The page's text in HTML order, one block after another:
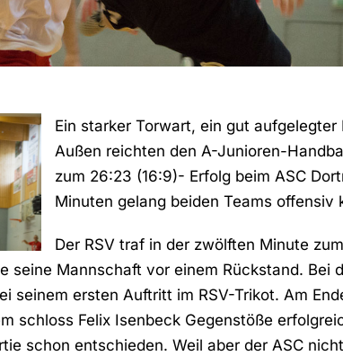
Ein starker Torwart, ein gut
Außen reichten den A-Junioren-
zum 26:23 (16:9)- Erfolg beim ASC
Minuten gelang beiden Teams offensiv
Der RSV traf in der zwölften Minute
seine Mannschaft vor einem Rückstand. Bei
seinem ersten Auftritt im RSV-Trikot. Am
schloss Felix Isenbeck Gegenstöße
schon entschieden. Weil aber der ASC